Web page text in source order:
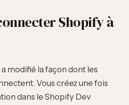
Shopify à
modifié la façon dont les
Vous créez une fois
dans le Shopify Dev